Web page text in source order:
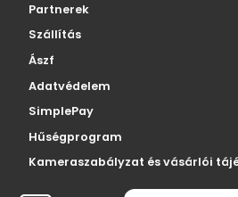
Partnerek
Szállítás
Ászf
Adatvédelem
SimplePay
Hűségprogram
Kameraszabályzat és vásárlói